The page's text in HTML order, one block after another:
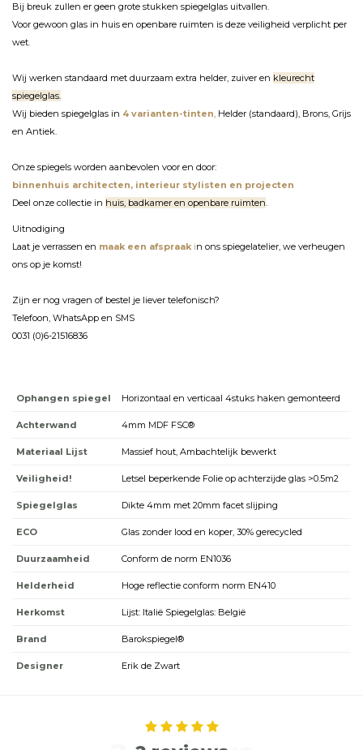
Bij breuk zullen er geen grote stukken spiegelglas uitvallen.
Voor gewoon glas in huis en openbare ruimten is deze veiligheid verplicht per
wet.
Wij werken standaard met duurzaam extra helder, zuiver en kleurecht
spiegelglas.
Wij bieden spiegelglas in 4 varianten-tinten, Helder (standaard), Brons, Grijs
en Antiek.
Onze spiegels worden aanbevolen voor en door:
binnenhuis architecten, interieur stylisten en projecten
Deel onze collectie in huis, badkamer en openbare ruimten.
Uitnodiging
Laat je verrassen en maak een afspraakin ons spiegelatelier, we verheugen
ons op je komst!
Zijn er nog vragen of bestel je liever telefonisch?
Telefoon, WhatsApp en SMS
0031 (0)6-21516836
Ophangen spiegel Horizontaal en verticaal 4stuks haken gemonteerd
Achterwand 4mm MDF FSC®
Materiaal Lijst Massief hout, Ambachtelijk bewerkt
Veiligheid! Letsel beperkende Folie op achterzijde glas >0.5m2
Spiegelglas Dikte 4mm met 20mm facet slijping
ECO Glas zonder lood en koper, 30% gerecycled
Duurzaamheid Conform de norm EN1036
Helderheid Hoge reflectie conform norm EN410
Herkomst Lijst: Italië Spiegelglas: België
Brand Barokspiegel®
Designer Erik de Zwart